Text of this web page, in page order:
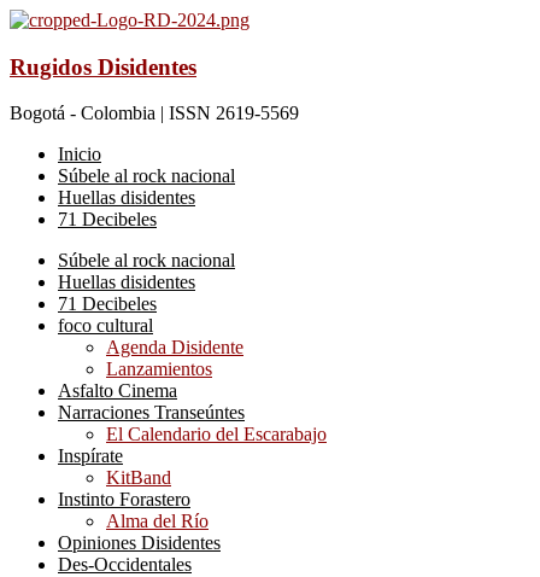
Rugidos Disidentes
Bogotá - Colombia | ISSN 2619-5569
Inicio
Súbele al rock nacional
Huellas disidentes
71 Decibeles
Súbele al rock nacional
Huellas disidentes
71 Decibeles
foco cultural
Agenda Disidente
Lanzamientos
Asfalto Cinema
Narraciones Transeúntes
El Calendario del Escarabajo
Inspírate
KitBand
Instinto Forastero
Alma del Río
Opiniones Disidentes
Des-Occidentales